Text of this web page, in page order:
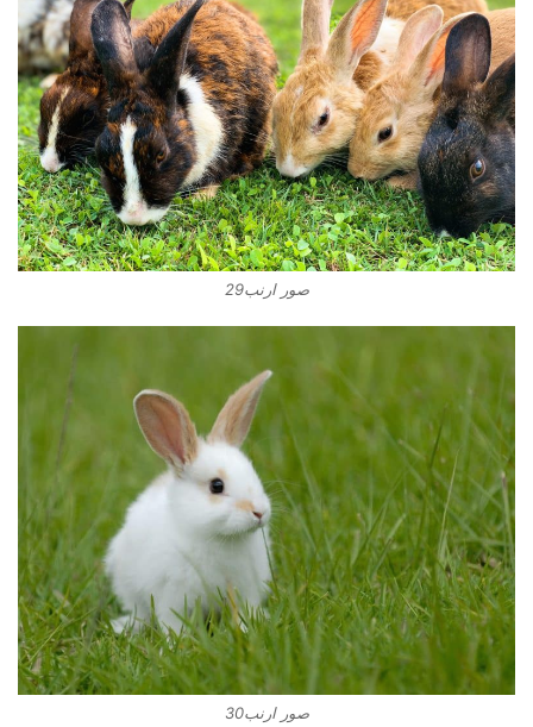
صور ارنب29
صور ارنب30